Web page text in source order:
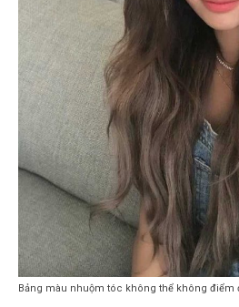
Bảng màu nhuộm tóc không thể không điểm